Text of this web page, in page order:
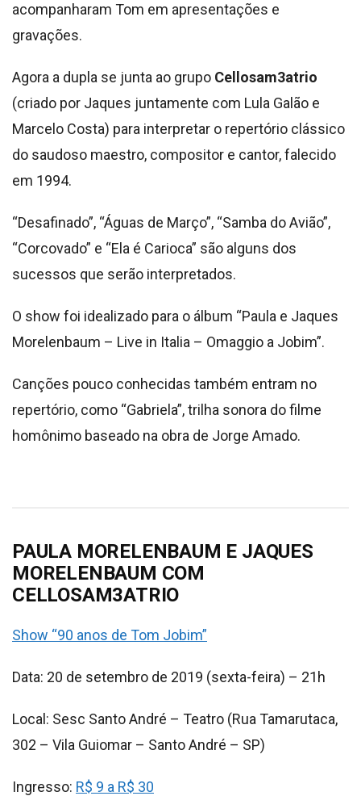
acompanharam Tom em apresentações e
gravações.
Agora a dupla se junta ao grupo Cellosam3atrio
(criado por Jaques juntamente com Lula Galão e
Marcelo Costa) para interpretar o repertório clássico
do saudoso maestro, compositor e cantor, falecido
em 1994.
“Desafinado”, “Águas de Março”, “Samba do Avião”,
“Corcovado” e “Ela é Carioca” são alguns dos
sucessos que serão interpretados.
O show foi idealizado para o álbum “Paula e Jaques
Morelenbaum – Live in Italia – Omaggio a Jobim”.
Canções pouco conhecidas também entram no
repertório, como “Gabriela”, trilha sonora do filme
homônimo baseado na obra de Jorge Amado.
PAULA MORELENBAUM E JAQUES
MORELENBAUM COM
CELLOSAM3ATRIO
Show “90 anos de Tom Jobim”
Data: 20 de setembro de 2019 (sexta-feira) – 21h
Local: Sesc Santo André – Teatro (Rua Tamarutaca,
302 – Vila Guiomar – Santo André – SP)
Ingresso: R$ 9 a R$ 30